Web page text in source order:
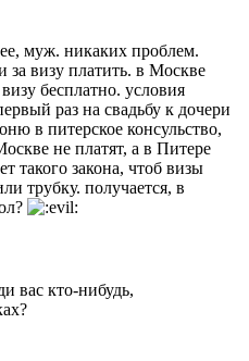
муж. никаких проблем.
за визу платить. в Москве
бесплатно. условия
раз на свадьбу к дочери
в питерское консульство,
не платят, а в Питере
такого закона, чтоб визы
трубку. получается, в
вас кто-нибудь,